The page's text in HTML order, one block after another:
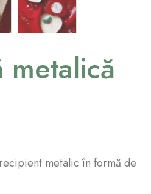
metalică
metalic în formă de